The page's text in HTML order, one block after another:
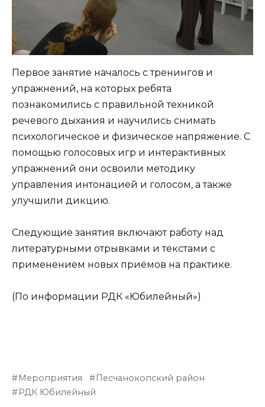
Первое занятие началось с тренингов и
упражнений, на которых ребята
познакомились с правильной техникой
речевого дыхания и научились снимать
психологическое и физическое напряжение. С
помощью голосовых игр и интерактивных
упражнений они освоили методику
управления интонацией и голосом, а также
улучшили дикцию.
Следующие занятия включают работу над
литературными отрывками и текстами с
применением новых приёмов на практике.
(По информации РДК «Юбилейный»)
Мероприятия
Песчанокопский район
РДК Юбилейный